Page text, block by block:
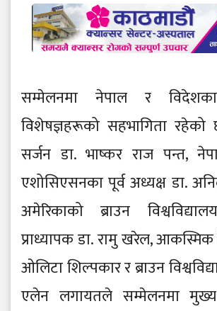
सम्मेलनमा नेपाल र विदेशका
विशेषज्ञहरूको सहभागिता रहेको
सर्जन डा. भाष्कर राज पन्त,
एशोसिएसनका पूर्व अध्यक्ष डा.
अमेरिकाको ब्राउन
प्राध्यापक डा. रामु खरेल,
ओलिटा शिल्पकार र ब्राउन
एलेन लगायतले सम्मेलनमा मुख्य